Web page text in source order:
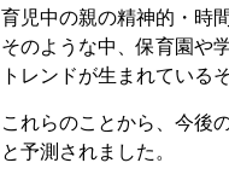
育児中の親の精神的・時
そのような中、保育園や
トレンドが生まれている
これらのことから、今後
と予測されました。